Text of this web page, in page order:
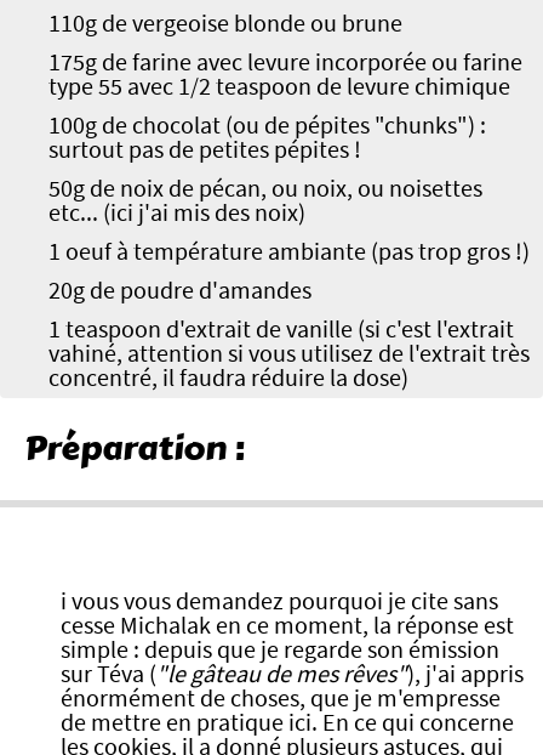
110g de vergeoise blonde ou brune
175g de farine avec levure incorporée ou farine
type 55 avec 1/2 teaspoon de levure chimique
100g de chocolat (ou de pépites "chunks") :
surtout pas de petites pépites !
50g de noix de pécan, ou noix, ou noisettes
etc... (ici j'ai mis des noix)
1 oeuf à température ambiante (pas trop gros !)
20g de poudre d'amandes
1 teaspoon d'extrait de vanille (si c'est l'extrait
vahiné, attention si vous utilisez de l'extrait très
concentré, il faudra réduire la dose)
Préparation :
i vous vous demandez pourquoi je cite sans
cesse Michalak en ce moment, la réponse est
simple : depuis que je regarde son émission
sur Téva ( "le gâteau de mes rêves"), j'ai appris
énormément de choses, que je m'empresse
de mettre en pratique ici. En ce qui concerne
les cookies, il a donné plusieurs astuces, qui